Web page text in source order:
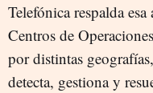
Telefónica respalda
Centros de
por distintas
detecta, gestiona y